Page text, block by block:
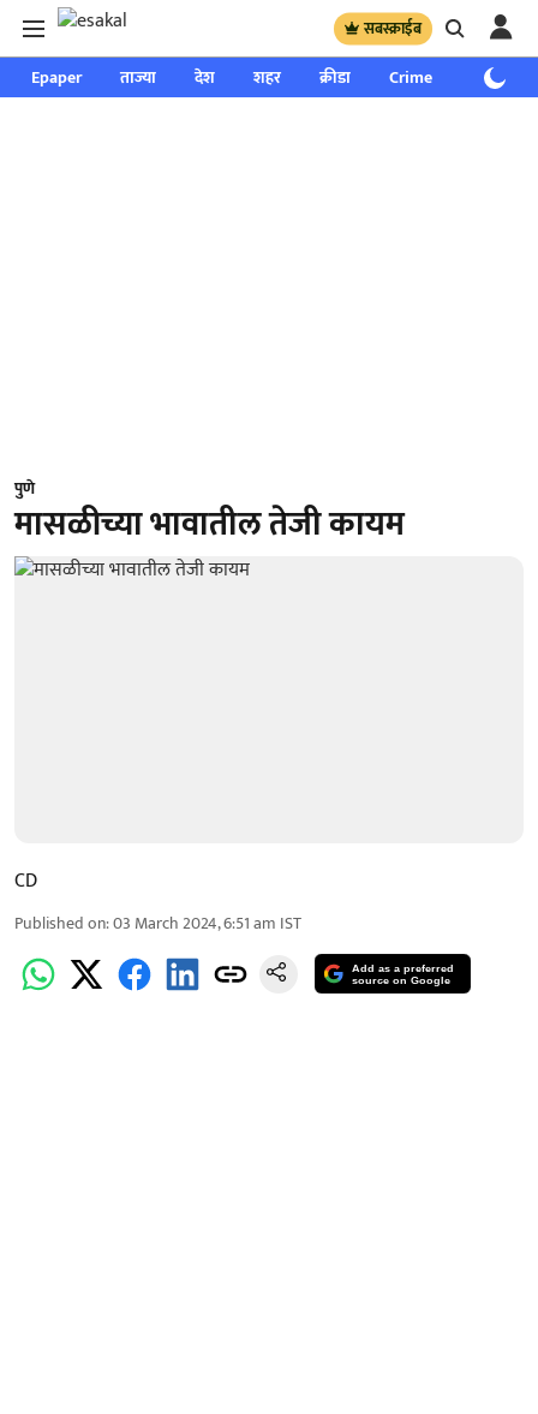
सबस्क्राईब
Epaper ताज्या देश शहर क्रीडा Crime साप्ताहिक
पुणे
मासळीच्या भावातील तेजी कायम
CD
Published on:03 March 2024, 6:51 am IST
Add as a preferred
source on Google